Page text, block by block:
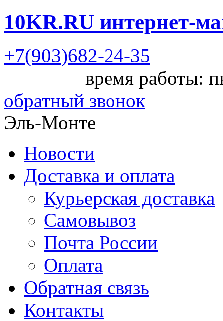
10KR.RU интернет-
+7(903)682-24-35
время работы:
обратный звонок
Эль-Монте
Новости
Доставка и оплата
Курьерская доставка
Самовывоз
Почта России
Оплата
Обратная связь
Контакты